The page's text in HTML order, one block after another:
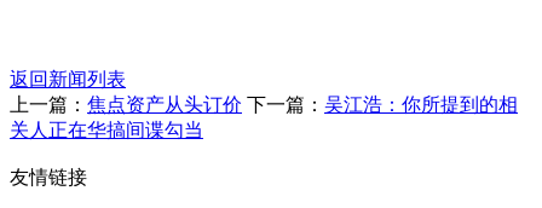
返回新闻列表
上一篇： 焦点资产从头订价 下一篇： 吴江浩：你所提到的相
关人正在华搞间谍勾当
友情链接